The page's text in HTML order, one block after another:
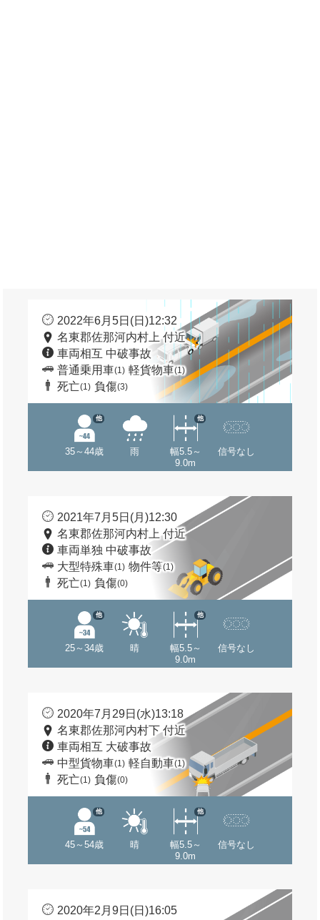
2022年6月5日(日)12:32
名東郡佐那河内村上 付近
車両相互 中破事故
普通乗用車(1) 軽貨物車(1)
死亡(1) 負傷(3)
35～44歳
他
雨
幅5.5～
9.0m
他
信号なし
2021年7月5日(月)12:30
名東郡佐那河内村上 付近
車両単独 中破事故
大型特殊車(1) 物件等(1)
死亡(1) 負傷(0)
25～34歳
他
晴
幅5.5～
9.0m
他
信号なし
2020年7月29日(水)13:18
名東郡佐那河内村下 付近
車両相互 大破事故
中型貨物車(1) 軽自動車(1)
死亡(1) 負傷(0)
45～54歳
他
晴
幅5.5～
9.0m
他
信号なし
2020年2月9日(日)16:05